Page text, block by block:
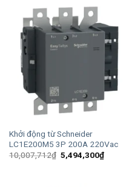
Khởi động từ Schneider
LC1E200M5 3P 200A 220Vac
10,007,712₫ Giá
gốc
5,494,300₫Giá
hiện